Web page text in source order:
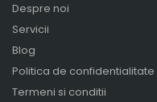
Despre noi
Servicii
Blog
Politica de confidentialitate
Termeni si conditii